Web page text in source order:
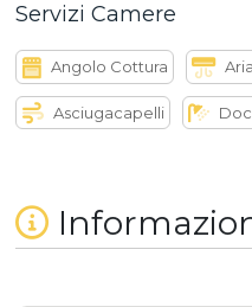
Servizi Camere
Angolo Cottura
Asciugacapelli